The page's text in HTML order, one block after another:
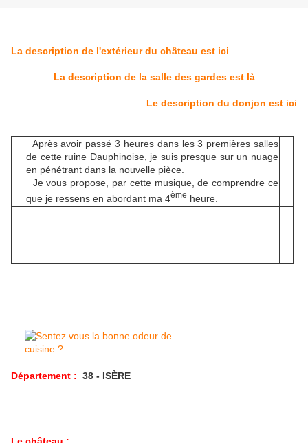
La description de l'extérieur du château est ici
La description de la salle des gardes est là
Le description du donjon est ici
Après avoir passé 3 heures dans les 3 premières salles
de cette ruine Dauphinoise, je suis presque sur un nuage
en pénétrant dans la nouvelle pièce.
Je vous propose, par cette musique, de comprendre ce
que je ressens en abordant ma 4ème heure.
Département : 38 - ISÈRE